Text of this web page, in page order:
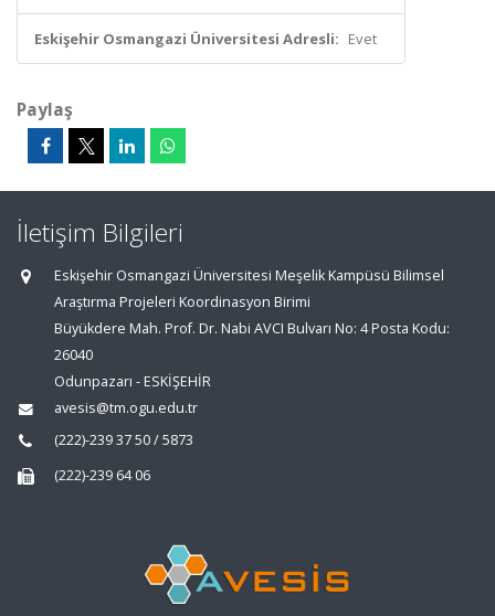
Eskişehir Osmangazi Üniversitesi Adresli: Evet
Paylaş
İletişim Bilgileri
Eskişehir Osmangazi Üniversitesi Meşelik Kampüsü Bilimsel
Araştırma Projeleri Koordinasyon Birimi
Büyükdere Mah. Prof. Dr. Nabi AVCI Bulvarı No: 4 Posta Kodu:
26040
Odunpazarı - ESKİŞEHİR
avesis@tm.ogu.edu.tr
(222)-239 37 50 / 5873
(222)-239 64 06